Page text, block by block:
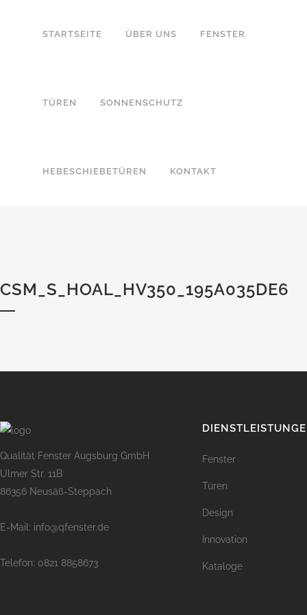
STARTSEITE ÜBER UNS FENSTER
TÜREN SONNENSCHUTZ
HEBESCHIEBETÜREN KONTAKT
CSM_S_HOAL_HV350_195A035DE6
Qualität Fenster Augsburg GmbH
Ulmer Str. 11B
86356 Neusäß-Steppach
E-Mail: info@qfenster.de
Telefon: 0821 8858673
Fenster
Türen
Design
Innovation
Kataloge